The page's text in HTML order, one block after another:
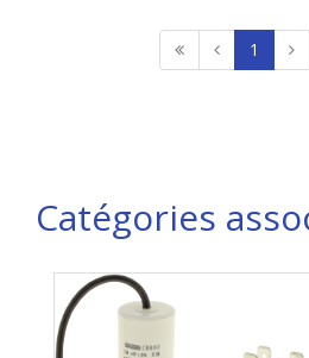
1
Catégories